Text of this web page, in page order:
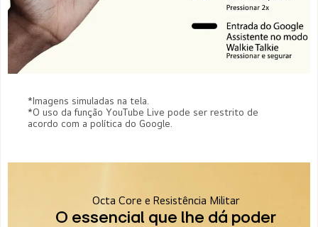
*Imagens simuladas na tela.
*O uso da função YouTube Live pode ser restrito de
acordo com a política do Google.
Octa Core e Resistência Militar
O essencial que lhe dá poder